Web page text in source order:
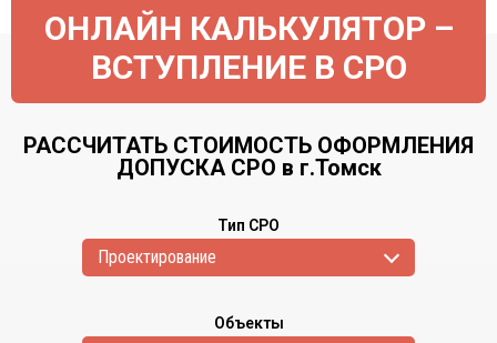
ОНЛАЙН КАЛЬКУЛЯТОР –
ВСТУПЛЕНИЕ В СРО
РАССЧИТАТЬ СТОИМОСТЬ ОФОРМЛЕНИЯ
ДОПУСКА СРО в г.Томск
Тип СРО
Проектирование
Объекты